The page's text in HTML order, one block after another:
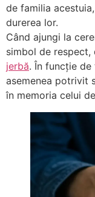
de familia
durerea lor.
Când ajungi la
simbol de respect,
jerbă. În funcție
asemenea potrivit
în memoria celui